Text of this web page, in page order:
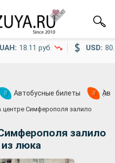
UAH: 18.11 руб. USD:
# Автобусные билеты #
центре Симферополя залило
залило
люка